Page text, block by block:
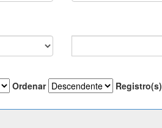
Ordenar Registro(s)